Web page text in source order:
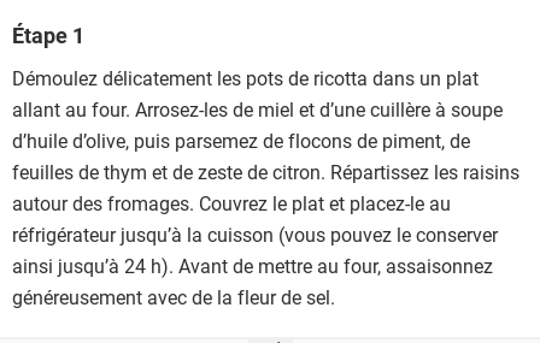
Étape 1
Démoulez délicatement les pots de ricotta dans un plat
allant au four. Arrosez-les de miel et d’une cuillère à soupe
d’huile d’olive, puis parsemez de flocons de piment, de
feuilles de thym et de zeste de citron. Répartissez les raisins
autour des fromages. Couvrez le plat et placez-le au
réfrigérateur jusqu’à la cuisson (vous pouvez le conserver
ainsi jusqu’à 24 h). Avant de mettre au four, assaisonnez
généreusement avec de la fleur de sel.